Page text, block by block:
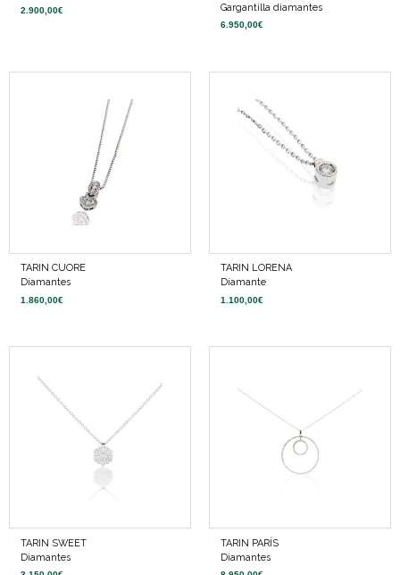
2.900,00€ Gargantilla diamantes
6.950,00€
TARIN CUORE
Diamantes
1.860,00€
TARIN LORENA
Diamante
1.100,00€
TARIN SWEET
Diamantes
TARIN PARÍS
Diamantes